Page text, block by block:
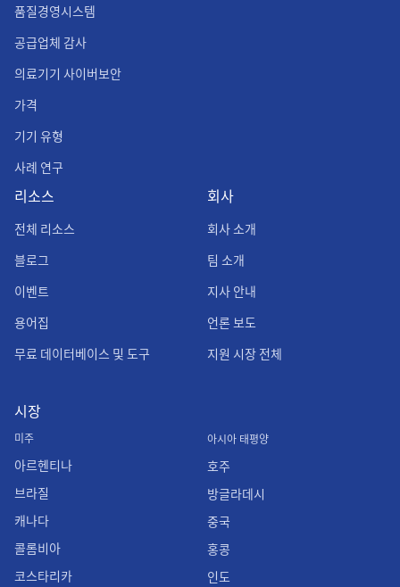
품질경영시스템
공급업체 감사
의료기기 사이버보안
가격
기기 유형
사례 연구
리소스
전체 리소스
블로그
이벤트
용어집
무료 데이터베이스 및 도구
회사
회사 소개
팀 소개
지사 안내
언론 보도
지원 시장 전체
시장
미주
아르헨티나
브라질
캐나다
콜롬비아
코스타리카
아시아 태평양
호주
방글라데시
중국
홍콩
인도